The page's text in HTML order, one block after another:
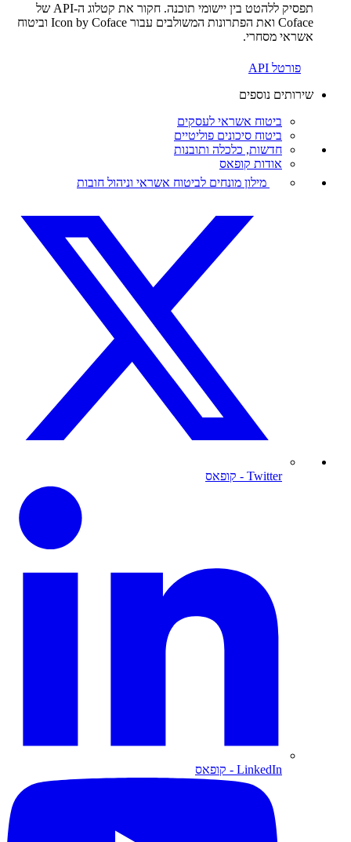
תפסיק ללהטט בין יישומי תוכנה. חקור את קטלוג ה-API של
Coface ואת הפתרונות המשולבים עבור Icon by Coface וביטוח
אשראי מסחרי.
פורטל API
שירותים נוספים
ביטוח אשראי לעסקים
ביטוח סיכונים פוליטיים
חדשות, כלכלה ותובנות
אודות קופאס
מילון מונחים לביטוח אשראי וניהול חובות
Twitter - קופאס
LinkedIn - קופאס